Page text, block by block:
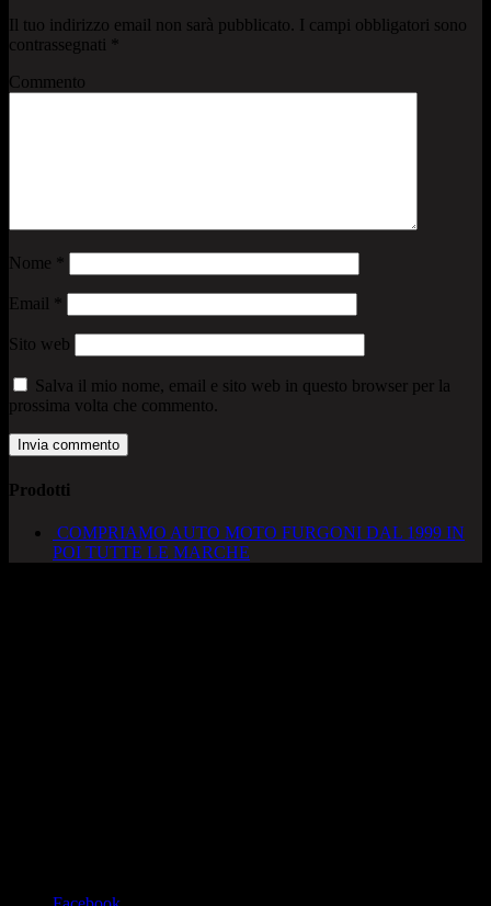
Il tuo indirizzo email non sarà pubblicato.
I campi obbligatori sono
contrassegnati
Commento
Nome
Email
Sito web
Salva il mio nome, email e sito web in questo browser per la
prossima volta che commento.
Prodotti
COMPRIAMO AUTO MOTO FURGONI DAL 1999 IN
POI TUTTE LE MARCHE